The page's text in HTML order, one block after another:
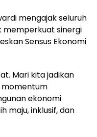
mengajak seluruh
memperkuat sinergi
Sensus Ekonomi
Mari kita jadikan
momentum
ekonomi
maju, inklusif, dan